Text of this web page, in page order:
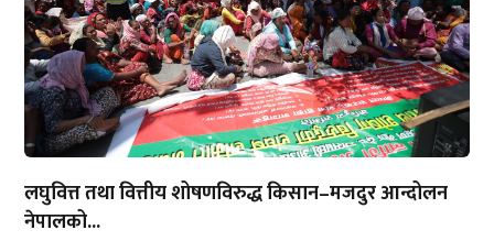
लघुवित्त तथा वित्तीय शोषणविरुद्ध किसान–मजदुर आन्दोलन
नेपालको...